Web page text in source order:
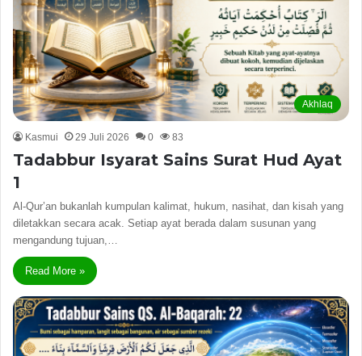
Akhlaq
Kasmui 29 Juli 2026 0 83
Tadabbur Isyarat Sains Surat Hud Ayat
1
Al-Qur’an bukanlah kumpulan kalimat, hukum, nasihat, dan kisah yang
diletakkan secara acak. Setiap ayat berada dalam susunan yang
mengandung tujuan,…
Read More »